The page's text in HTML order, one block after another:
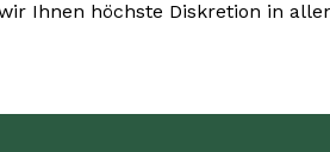
Ihnen höchste Diskretion in